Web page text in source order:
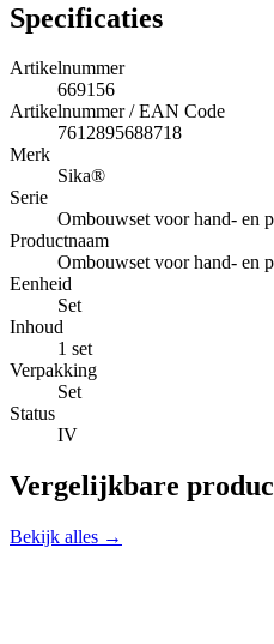
Specificaties
Artikelnummer
669156
Artikelnummer / EAN Code
7612895688718
Merk
Sika®
Serie
Ombouwset voor hand- en
Productnaam
Ombouwset voor hand- en
Eenheid
Set
Inhoud
1 set
Verpakking
Set
Status
IV
Vergelijkbare
Bekijk alles →